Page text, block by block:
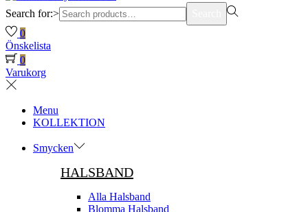
Search for:>
0
Önskelista
0
Varukorg
Menu
KOLLEKTION
Smycken
HALSBAND
Alla Halsband
Blomma Halsband